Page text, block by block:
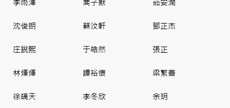
李雨澤 喬子默 茹安潣
沈俊朗 蘇汶軒 鄧正杰
庄銳𤋮 于皓然 張正
林煇煇 譚裕懷 梁繁善
徐皜天 李冬欣 余玥